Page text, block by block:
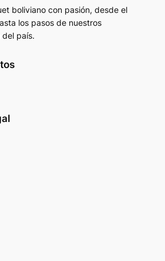
boliviano con pasión, desde el
los pasos de nuestros
país.